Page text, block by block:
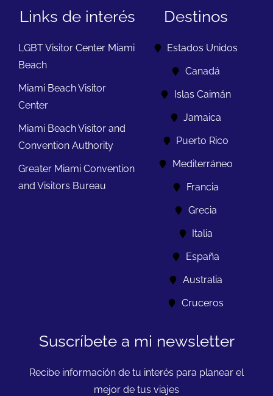
Links de interés
LGBT Visitor Center Miami
Beach
Miami Beach Visitor
Center
Miami Beach Visitor and
Convention Authority
Greater Miami Convention
and Visitors Bureau
Destinos
Estados Unidos
Canadá
Islas Caimán
Jamaica
Puerto Rico
Mediterráneo
Francia
Grecia
Italia
España
Australia
Cruceros
Suscríbete a mi newsletter
Recibe información de tu interés para planear el
mejor de tus viajes